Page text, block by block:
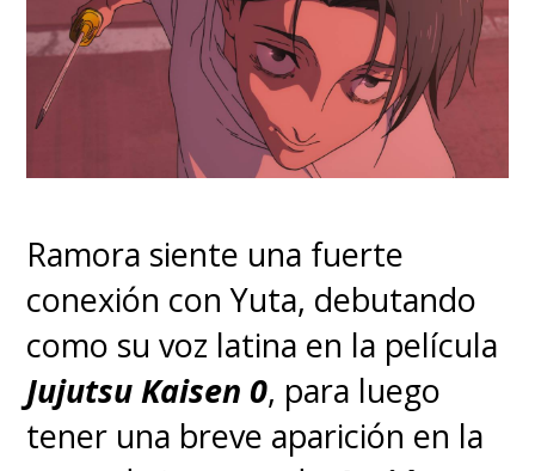
Ramora siente una fuerte
conexión con Yuta, debutando
como su voz latina en la película
Jujutsu Kaisen 0, para luego
tener una breve aparición en la